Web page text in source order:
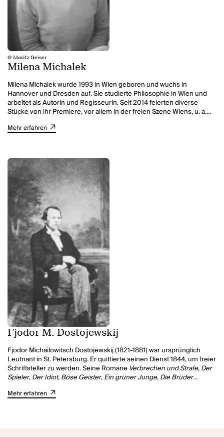
© Moritz Geiser
Milena Michalek
Milena Michalek wurde 1993 in Wien geboren und wuchs in
Hannover und Dresden auf. Sie studierte Philosophie in Wien und
arbeitet als Autorin und Regisseurin. Seit 2014 feierten diverse
Stücke von ihr Premiere, vor allem in der freien Szene Wiens, u. a.
Hamakom und am Landestheater Niederösterreich.
das sie 2014 mitbegründete.
2020 erhielt ihre Stückentwicklung
Einladung zu den AutorenTheaterTagen am Deutschen Theater
Berlin. DAS HIERschrieb sie im Rahmen der derselben. 2021 nimmt
sie am Internationalen Forum des Theatertreffens teil.
Mehr erfahren
Fjodor M. Dostojewskij
Fjodor Michailowitsch Dostojewskij (1821-1881) war ursprünglich
Leutnant in St. Petersburg. Er quittierte seinen Dienst 1844, um freier
Schriftsteller zu werden. Seine Romane Verbrechen und Strafe,Der
Spieler,Der Idiot,Böse Geister,Ein grüner Junge,Die Brüder
Fischer Verlag in der herausragenden Übersetzung von Swetlana
Mehr erfahren